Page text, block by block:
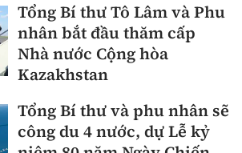
Tổng Bí thư Tô Lâm và Phu
nhân bắt đầu thăm cấp
Nhà nước Cộng hòa
Kazakhstan
Tổng Bí thư và phu nhân sẽ
công du 4 nước, dự Lễ kỷ